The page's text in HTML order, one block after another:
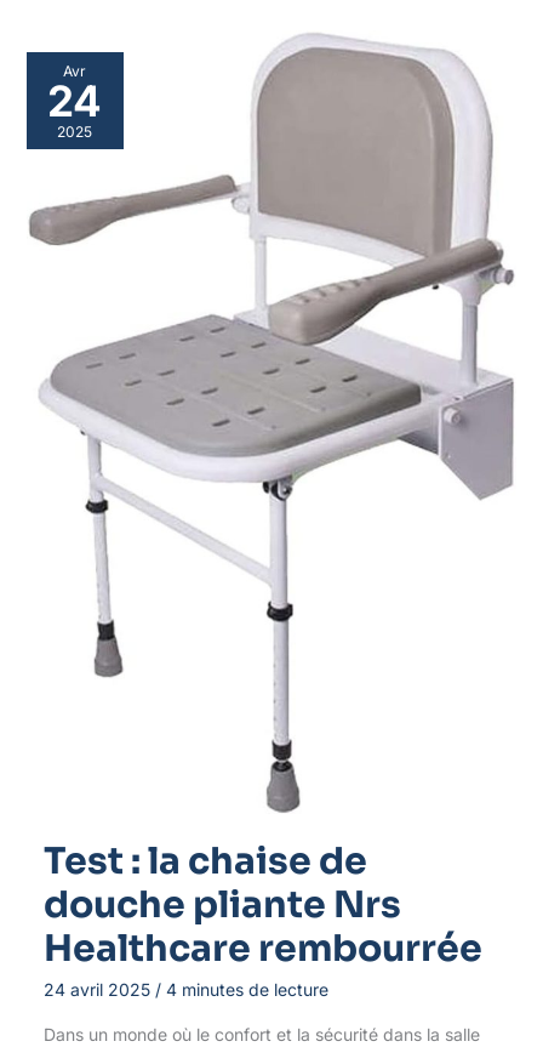
Avr
24
2025
Test : la chaise de
douche pliante Nrs
Healthcare rembourrée
24 avril 2025 / 4 minutes de lecture
Dans un monde où le confort et la sécurité dans la salle